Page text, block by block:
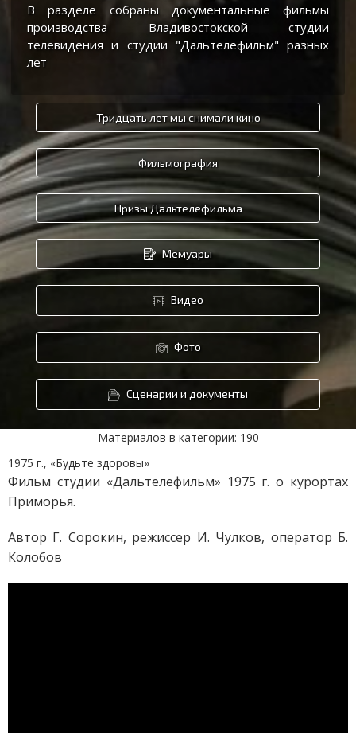
В разделе собраны документальные фильмы
производства Владивостокской студии
телевидения и студии "Дальтелефильм" разных
лет
Тридцать лет мы снимали кино
Фильмография
Призы Дальтелефильма
Мемуары
Видео
Фото
Сценарии и документы
Материалов в категории: 190
1975 г., «Будьте здоровы»
Фильм студии «Дальтелефильм» 1975 г. о курортах
Приморья.
Автор Г. Сорокин, режиссер И. Чулков, оператор Б.
Колобов